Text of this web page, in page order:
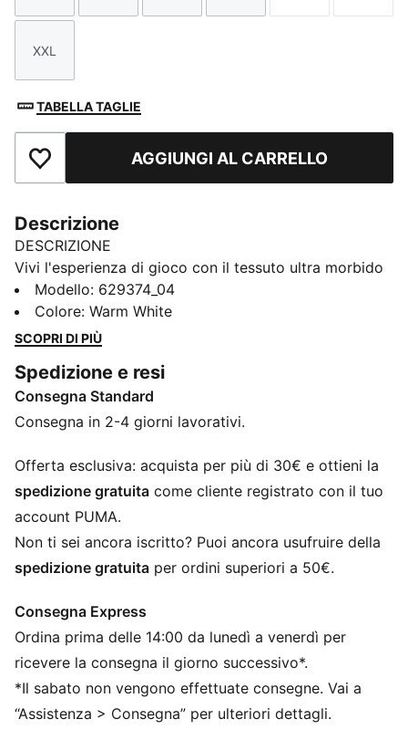
Taglia
XXL
TABELLA TAGLIE
Aggiungi ai PreferitiAGGIUNGI AL CARRELLO
Descrizione
DESCRIZIONE
Vivi l'esperienza di gioco con il tessuto ultra morbido
di CLOUDSPUN. Questa giacca con cerniera completa
è dotata della tecnologia dryCELL e di tessuto
elasticizzato in 4 direzioni per prestazioni ottimali. Il
consentono di concentrarti sullo swing. Mantieniti
carico e pronto per ogni partita con PUMA.
CARATTERISTICHE + VANTAGGI
poliestere/spandex sottoposto a una speciale
lavorazione, che soddisfa i più elevati standard
prestazionali e regala al tatto l’estrema morbidezza di
dryCELL: tecnologia ad alte prestazioni progettata per
allontanare l’umidità dalla pelle e rimanere asciutti
Con almeno il 50% di materiale riciclato
Vestibilità regolare
DETTAGLI
Vestibilità regolare
Materiale interlock
Modello: 629374_04
Colore: Warm White
SCOPRI DI PIÙ
Spedizione e resi
Consegna Standard
Consegna in 2-4 giorni lavorativi.
Offerta esclusiva: acquista per più di 30€ e ottieni la
spedizione gratuita come cliente registrato con il tuo
account PUMA.
Non ti sei ancora iscritto? Puoi ancora usufruire della
spedizione gratuita per ordini superiori a 50€.
Consegna Express
Ordina prima delle 14:00 da lunedì a venerdì per
ricevere la consegna il giorno successivo*.
*Il sabato non vengono effettuate consegne. Vai a
“Assistenza > Consegna” per ulteriori dettagli.